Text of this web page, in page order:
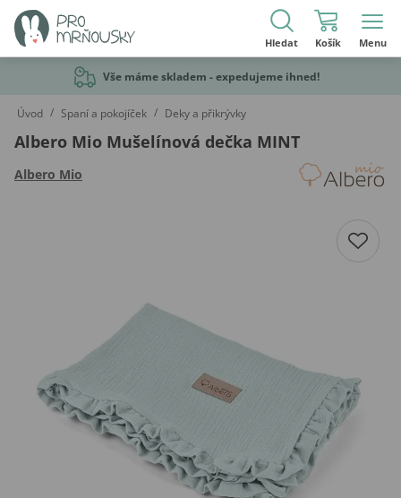
Hledat Košík Menu
Vše máme skladem - expedujeme ihned!
Úvod / Spaní a pokojíček / Deky a přikrývky
Albero Mio Mušelínová dečka MINT
Albero Mio